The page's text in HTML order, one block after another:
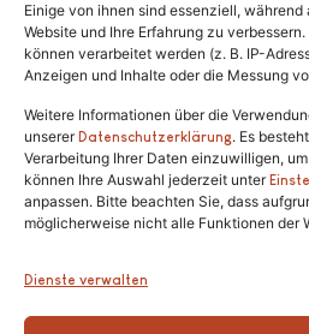
Einige von ihnen sind essenziell,
Website und Ihre Erfahrung zu
können verarbeitet werden (z. B. IP-
Anzeigen und Inhalte oder die Messung
Weitere Informationen über die
unsererDatenschutzerklärung. Es
Verarbeitung Ihrer Daten einzuwilligen,
können Ihre Auswahl jederzeit unter
anpassen. Bitte beachten Sie, dass
möglicherweise nicht alle Funktionen der
Dienste verwalten
Satzung
Tel.:(02646)
Im